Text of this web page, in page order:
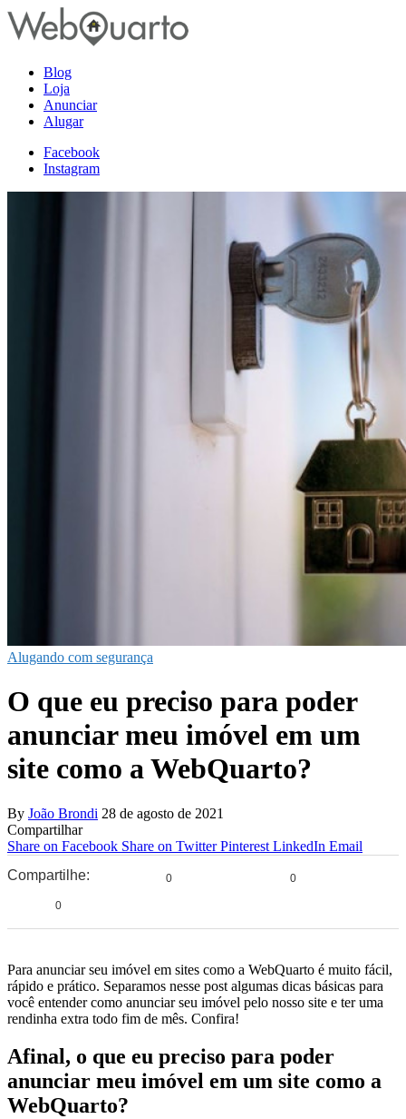
Blog
Loja
Anunciar
Alugar
Facebook
Instagram
Alugando com segurança
O que eu preciso para poder
anunciar meu imóvel em um
site como a WebQuarto?
By João Brondi 28 de agosto de 2021
Compartilhar
Share on Facebook Share on Twitter Pinterest LinkedIn Email
Compartilhe:
0 0
0
Para anunciar seu imóvel em sites como a WebQuarto é muito fácil,
rápido e prático. Separamos nesse post algumas dicas básicas para
você entender como anunciar seu imóvel pelo nosso site e ter uma
rendinha extra todo fim de mês. Confira!
Afinal, o que eu preciso para poder
anunciar meu imóvel em um site como a
WebQuarto?